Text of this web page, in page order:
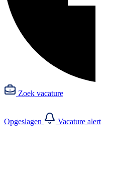
Zoek vacature
Opgeslagen Vacature alert